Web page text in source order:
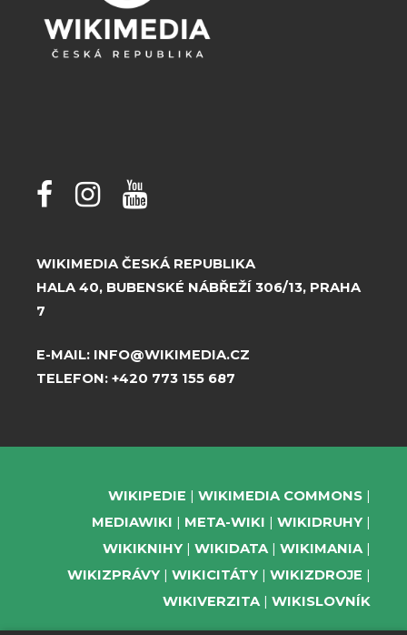
WIKIMEDIA ČESKÁ REPUBLIKA
HALA 40, BUBENSKÉ NÁBŘEŽÍ 306/13, PRAHA
7
E-MAIL: INFO@WIKIMEDIA.CZ
TELEFON: +420 773 155 687
WIKIPEDIE
WIKIMEDIA COMMONS
MEDIAWIKI
META-WIKI
WIKIDRUHY
WIKIKNIHY
WIKIDATA
WIKIMANIA
WIKIZPRÁVY
WIKICITÁTY
WIKIZDROJE
WIKIVERZITA
WIKISLOVNÍK